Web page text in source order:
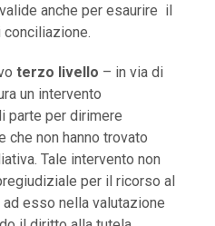
anche per esaurire il
terzo livello – in via di
un intervento
parte per dirimere
che non hanno trovato
Tale intervento non
per il ricorso al
esso nella valutazione